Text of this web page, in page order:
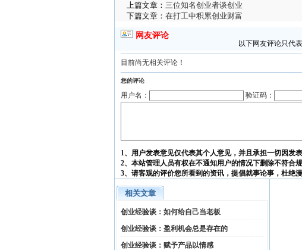
上篇文章： 三位知名创业者谈创业
下篇文章： 在打工中积累创业财富
网友评论
以下网友评论只代
目前尚无相关评论！
您的评论
用户名： 验证码：
1、用户发表意见仅代表其个人意见，并且承担一切因发
2、本站管理人员有权在不通知用户的情况下删除不符合
3、请客观的评价您所看到的资讯，提倡就事论事，杜绝
相关文章
创业经验谈：如何给自己当老板
创业经验谈：盈利机会总是存在的
创业经验谈：赋予产品以情感